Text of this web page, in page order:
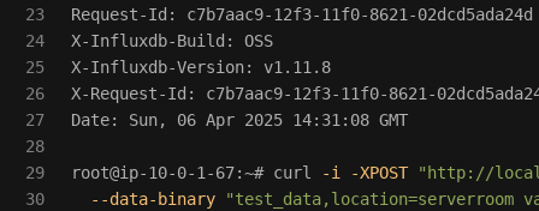
23
24
25
26
27
28
29
30
Request-Id: c7b7aac9-12f3-11f0-8621-02dcd5ada24d
X-Influxdb-Build: OSS
X-Influxdb-Version: v1.11.8
X-Request-Id: c7b7aac9-12f3-11f0-8621-
Date: Sun, 06 Apr 2025 14:31:08 GMT
root@ip-10-0-1-67:~# curl -i -XPOST
"http://
--data-binary
"test_data,location=serverroom